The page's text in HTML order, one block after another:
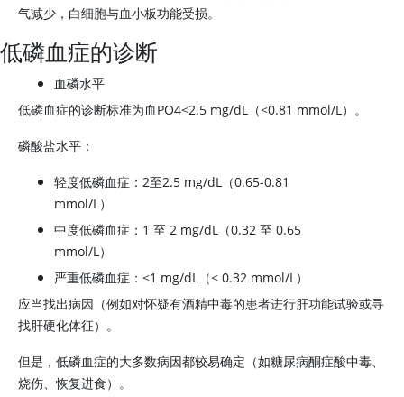
气减少，白细胞与血小板功能受损。
低磷血症的诊断
血磷水平
低磷血症的诊断标准为血PO4<2.5 mg/dL（<0.81 mmol/L）。
磷酸盐水平：
轻度低磷血症：2至2.5 mg/dL（0.65-0.81
mmol/L）
中度低磷血症：1 至 2 mg/dL（0.32 至 0.65
mmol/L）
严重低磷血症：<1 mg/dL（< 0.32 mmol/L）
应当找出病因（例如对怀疑有酒精中毒的患者进行肝功能试验或寻
找肝硬化体征）。
但是，低磷血症的大多数病因都较易确定（如糖尿病酮症酸中毒、
烧伤、恢复进食）。